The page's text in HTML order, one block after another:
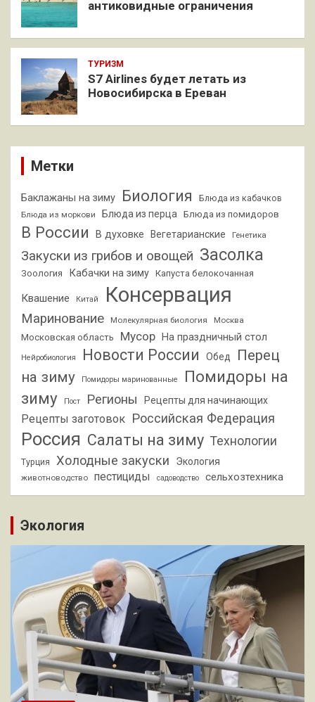
антиковидные ограничения
ТУРИЗМ
S7 Airlines будет летать из
Новосибирска в Ереван
Метки
Баклажаны на зиму Биология Блюда из кабачков
Блюда из моркови Блюда из перца Блюда из помидоров
В России В духовке Вегетарианские Генетика
Закуски из грибов и овощей Засолка
Зоология Кабачки на зиму Капуста белокочанная
Квашение Китай Консервация
Маринование Молекулярная биология Москва
Московская область Мусор На праздничный стол
Нейробиология Новости России Обед
Перец
на зиму
Помидоры маринованные
Помидоры на
зиму
Пост Регионы Рецепты для начинающих
Рецепты заготовок Российская Федерация
Россия Салаты на зиму Технологии
Турция Холодные закуски Экология
животноводство пестициды садоводство сельхозтехника
Экология